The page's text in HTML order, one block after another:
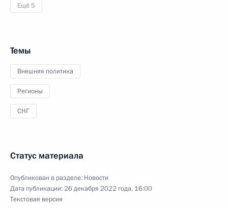
Ещё 5
Темы
Внешняя политика
Регионы
СНГ
Статус материала
Опубликован в разделе: Новости
Дата публикации:26 декабря 2022 года, 16:00
Текстовая версия